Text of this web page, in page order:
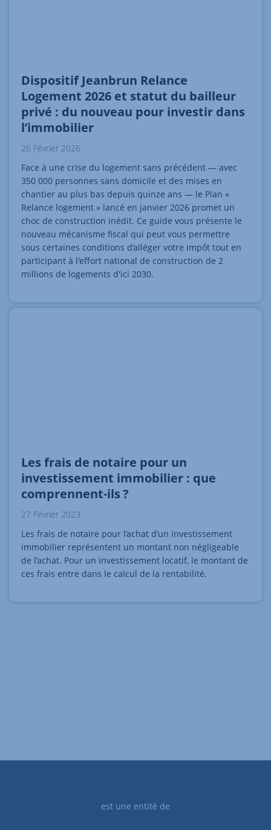
Dispositif Jeanbrun Relance
Logement 2026 et statut du bailleur
privé : du nouveau pour investir dans
l’immobilier
26 Février 2026
Face à une crise du logement sans précédent — avec
350 000 personnes sans domicile et des mises en
chantier au plus bas depuis quinze ans — le Plan «
Relance logement » lancé en janvier 2026 promet un
choc de construction inédit. Ce guide vous présente le
nouveau mécanisme fiscal qui peut vous permettre
sous certaines conditions d’alléger votre impôt tout en
participant à l'effort national de construction de 2
millions de logements d'ici 2030.
Les frais de notaire pour un
investissement immobilier : que
comprennent-ils ?
27 Février 2023
Les frais de notaire pour l’achat d’un investissement
immobilier représentent un montant non négligeable
de l’achat. Pour un investissement locatif, le montant de
ces frais entre dans le calcul de la rentabilité.
est une entité de